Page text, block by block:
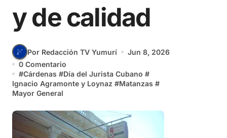
y de calidad
Por Redacción TV Yumurí
Jun 8, 2026
0 Comentario
#Cárdenas #Día del Jurista Cubano #
Ignacio Agramonte y Loynaz #Matanzas #
Mayor General